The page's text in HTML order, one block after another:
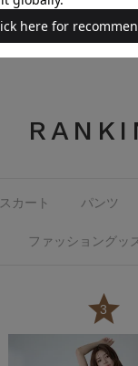
スカート パンツ
ファッショングッ
3